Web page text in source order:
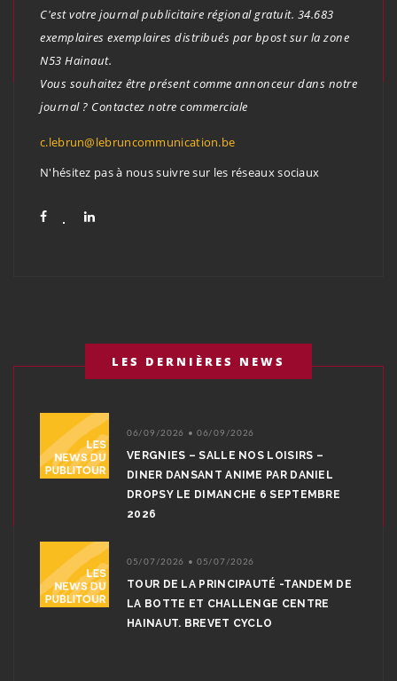
C'est votre journal publicitaire régional gratuit. 34.683
exemplaires exemplaires distribués par bpost sur la zone
N53 Hainaut.
Vous souhaitez être présent comme annonceur dans notre
journal ? Contactez notre commerciale
c.lebrun@lebruncommunication.be
N'hésitez pas à nous suivre sur les réseaux sociaux
LES DERNIÈRES NEWS
06/09/2026 • 06/09/2026
VERGNIES – SALLE NOS LOISIRS –
DINER DANSANT ANIME PAR DANIEL
DROPSY LE DIMANCHE 6 SEPTEMBRE
2026
05/07/2026 • 05/07/2026
TOUR DE LA PRINCIPAUTÉ -TANDEM DE
LA BOTTE ET CHALLENGE CENTRE
HAINAUT. BREVET CYCLO